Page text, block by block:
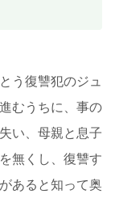
う復讐犯のジュ
むうちに、事の
い、母親と息子
無くし、復讐す
あると知って奥